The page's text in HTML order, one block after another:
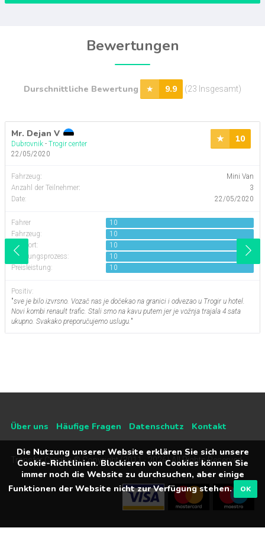
Bewertungen
Durschnittliche Bewertung 9.9 (23 Insgesamt)
Mr. Dejan V
Dubrovnik - Trogir center
22/05/2020
Fahrzeug:
Mini Van
Anzahl der Teilnehmer:
3
Date:
22/05/2020
Fahrer
10
Fahrzeug:
10
Komfort:
10
Buchungsprozess:
10
Preisleistung:
10
Positiv:
"sve je bilo izvrsno. Vozač nas je dočekao na granici i odvezao u Trogir u hotel.
Novi kombi renault trafic. Stali smo na kavu putem jer je vožnja trajala 4 sata
ukupno. Svakako preporučujemo uslugu. "
10
Über uns Häufige Fragen Datenschutz Kontakt
Transfer Croatia © Copyright (2011 - 2026) All Rights Reserved
Die Nutzung unserer Website erklären Sie sich unsere
Cookie-Richtlinien. Blockieren von Cookies können Sie
immer noch die Website zu durchsuchen, aber einige
Funktionen der Website nicht zur Verfügung stehen.
OK